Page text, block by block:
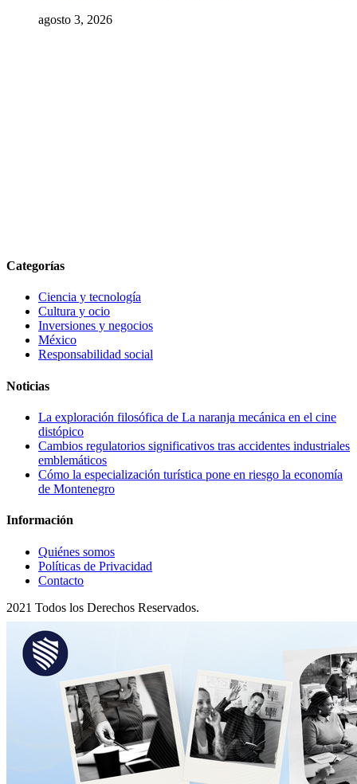
agosto 3, 2026
Categorías
Ciencia y tecnología
Cultura y ocio
Inversiones y negocios
México
Responsabilidad social
Noticias
La exploración filosófica de La naranja mecánica en el cine
distópico
Cambios regulatorios significativos tras accidentes industriales
emblemáticos
Cómo la especialización turística pone en riesgo la economía
de Montenegro
Información
Quiénes somos
Políticas de Privacidad
Contacto
2021 Todos los Derechos Reservados.